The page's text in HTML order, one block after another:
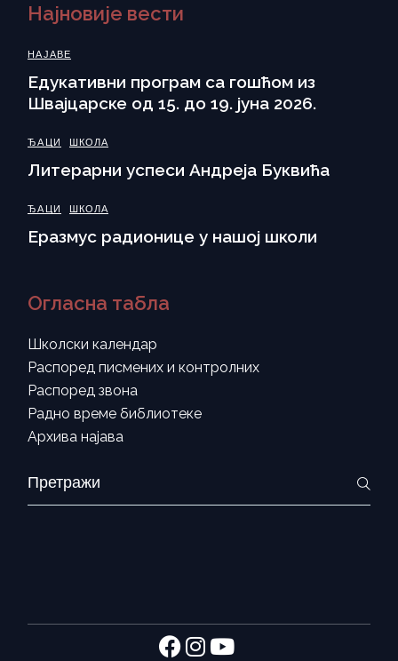
Најновије вести
НАЈАВЕ
Eдукативни програм са гошћом из
Швајцарске од 15. до 19. јуна 2026.
ЂАЦИ ШКОЛА
Литерарни успеси Андреја Буквића
ЂАЦИ ШКОЛА
Еразмус радионице у нашој школи
Огласна табла
Школски календар
Распоред писмених и контролних
Распоред звона
Радно време библиотеке
Архива најава
Search
for: